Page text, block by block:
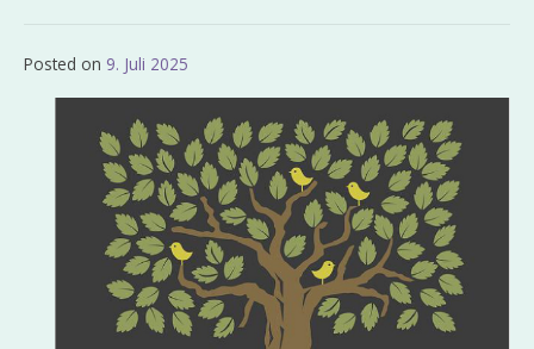
Posted on 9. Juli 2025